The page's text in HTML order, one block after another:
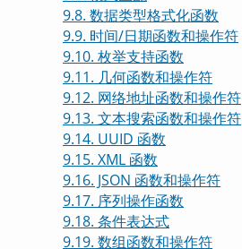
9.8. 数据类型格式化函数
9.9. 时间/日期函数和操作符
9.10. 枚举支持函数
9.11. 几何函数和操作符
9.12. 网络地址函数和操作符
9.13. 文本搜索函数和操作符
9.14. UUID 函数
9.15. XML 函数
9.16. JSON 函数和操作符
9.17. 序列操作函数
9.18. 条件表达式
9.19. 数组函数和操作符